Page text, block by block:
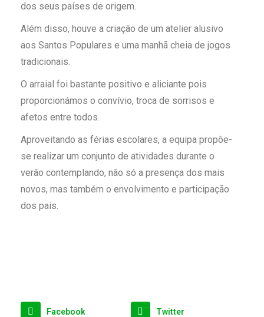
dos seus países de origem.
Além disso, houve a criação de um atelier alusivo
aos Santos Populares e uma manhã cheia de jogos
tradicionais.
O arraial foi bastante positivo e aliciante pois
proporcionámos o convívio, troca de sorrisos e
afetos entre todos.
Aproveitando as férias escolares, a equipa propõe-
se realizar um conjunto de atividades durante o
verão contemplando, não só a presença dos mais
novos, mas também o envolvimento e participação
dos pais.
Facebook Twitter